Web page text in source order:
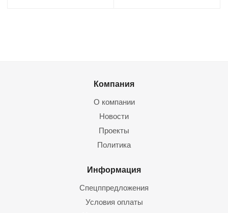
Компания
О компании
Новости
Проекты
Политика
Информация
Спецппредложения
Условия оплаты